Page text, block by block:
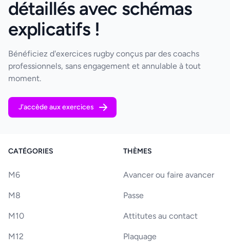
détaillés avec schémas
explicatifs !
Bénéficiez d'exercices rugby conçus par des coachs
professionnels, sans engagement et annulable à tout
moment.
J'accède aux exercices
CATÉGORIES
M6
M8
M10
M12
THÈMES
Avancer ou faire avancer
Passe
Attitutes au contact
Plaquage